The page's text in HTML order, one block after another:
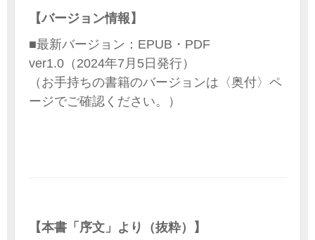
【バージョン情報】
■最新バージョン：EPUB・PDF
ver1.0（2024年7月5日発行）
（お手持ちの書籍のバージョンは〈奥付〉ペ
ージでご確認ください。）
【本書「序文」より（抜粋）】